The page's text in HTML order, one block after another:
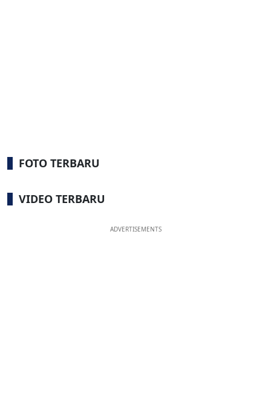
FOTO TERBARU
VIDEO TERBARU
ADVERTISEMENTS